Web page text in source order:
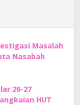
Masalah
Nasabah
26-27
HUT